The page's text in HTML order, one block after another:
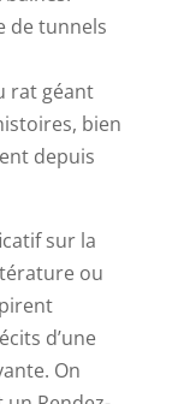
de tunnels
rat géant
bien
depuis
sur la
ou
d’une
On